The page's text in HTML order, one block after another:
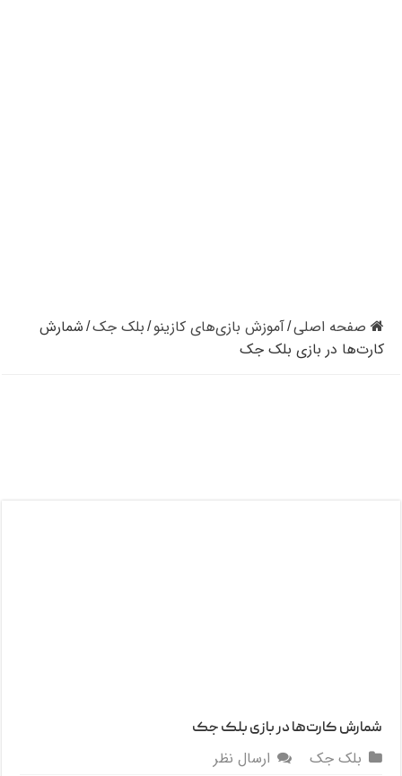
صفحه اصلی/آموزش بازی‌های کازینو / بلک جک/ شمارش
کارت‌ها در بازی بلک جک
شمارش کارت‌ها در بازی بلک جک
بلک جک
ارسال نظر